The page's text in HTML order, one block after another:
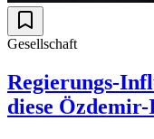
Gesellschaft
Regierungs-
diese